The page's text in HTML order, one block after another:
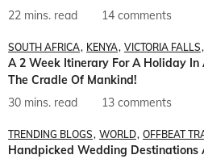
22 mins. read
14 comments
SOUTH AFRICA KENYA VICTORIA FALLS
A 2 Week Itinerary For A Holiday In
The Cradle Of Mankind!
30 mins. read
13 comments
TRENDING BLOGS WORLD OFFBEAT
Handpicked Wedding Destinations